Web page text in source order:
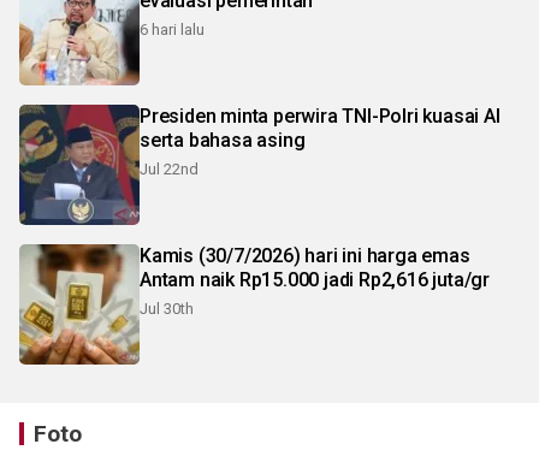
6 hari lalu
Presiden minta perwira TNI-Polri kuasai AI
serta bahasa asing
Jul 22nd
Kamis (30/7/2026) hari ini harga emas
Antam naik Rp15.000 jadi Rp2,616 juta/gr
Jul 30th
Foto